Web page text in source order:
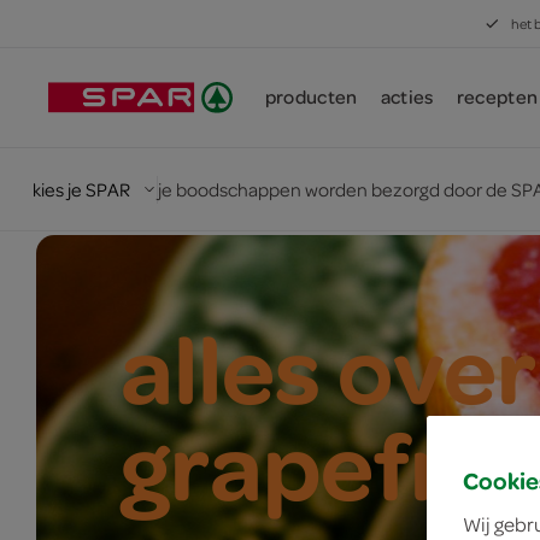
het
producten acties recepten
kies je SPAR je boodschappen worden bezorgd door de
alles
Wij